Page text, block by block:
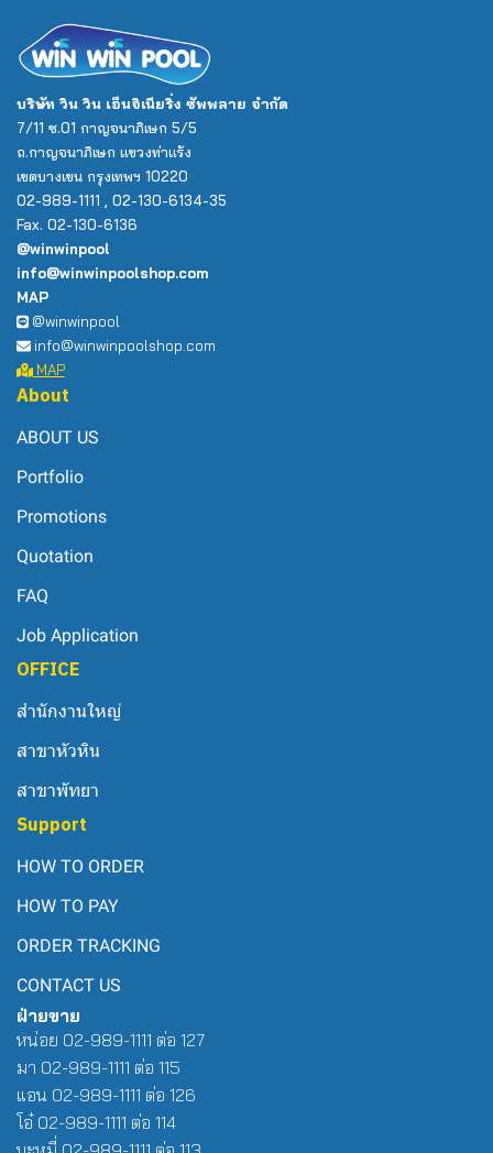
บริษัท วิน วิน เอ็นจิเนียริ่ง ซัพพลาย จำกัด
7/11 ซ.01 กาญจนาภิเษก 5/5
ถ.กาญจนาภิเษก แขวงท่าแร้ง
เขตบางเขน กรุงเทพฯ 10220
02-989-1111 , 02-130-6134-35
Fax. 02-130-6136
@winwinpool
info@winwinpoolshop.com
MAP
@winwinpool
info@winwinpoolshop.com
MAP
About
ABOUT US
Portfolio
Promotions
Quotation
FAQ
Job Application
OFFICE
สำนักงานใหญ่
สาขาหัวหิน
สาขาพัทยา
Support
HOW TO ORDER
HOW TO PAY
ORDER TRACKING
CONTACT US
ฝ่ายขาย
หน่อย 02-989-1111 ต่อ 127
มา 02-989-1111 ต่อ 115
แอน 02-989-1111 ต่อ 126
โอ๋ 02-989-1111 ต่อ 114